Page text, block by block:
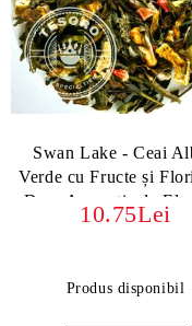
Swan Lake - Ceai
Verde cu Fructe și
Dans Aromatic de
10.75Lei
Produs disponibil